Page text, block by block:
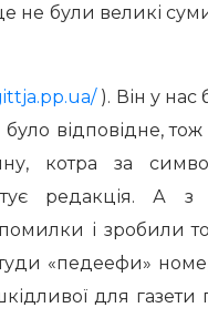
не були великі
). Він у нас
було відповідне,
котра за
редакція. А з
і зробили
«педеефи»
для газети